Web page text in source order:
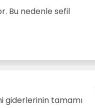
Bu nedenle sefil
giderlerinin tamamı